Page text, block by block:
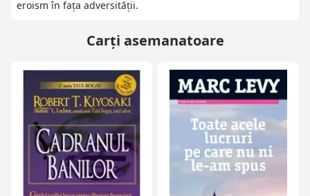
eroism în fața adversității.
Carți asemanatoare